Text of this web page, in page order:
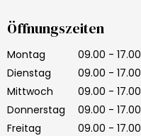
Öffnungszeiten
Montag
09.00 - 17.00
Dienstag
09.00 - 17.00
Mittwoch
09.00 - 17.00
Donnerstag
09.00 - 17.00
Freitag
09.00 - 17.00